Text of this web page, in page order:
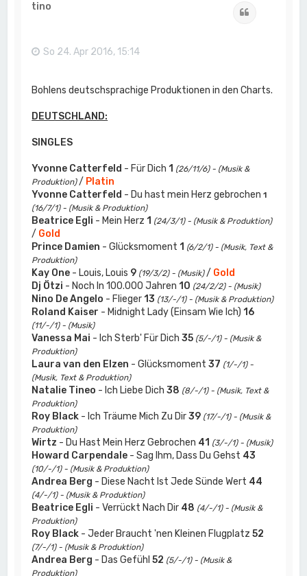
tino
So 24. Apr 2016, 15:14
Bohlens deutschsprachige Produktionen in den Charts.
DEUTSCHLAND:
SINGLES
Yvonne Catterfeld - Für Dich 1 (26/11/6) - (Musik &
Produktion)/ Platin
Yvonne Catterfeld - Du hast mein Herz gebrochen1
(16/7/1) - (Musik & Produktion)
Beatrice Egli - Mein Herz 1 (24/3/1) - (Musik & Produktion)
/ Gold
Prince Damien - Glücksmoment 1 (6/2/1) - (Musik, Text &
Produktion)
Kay One - Louis, Louis 9 (19/3/2) - (Musik)/ Gold
Dj Ötzi - Noch In 100.000 Jahren 10 (24/2/2) - (Musik)
Nino De Angelo - Flieger 13 (13/-/1) - (Musik & Produktion)
Roland Kaiser - Midnight Lady (Einsam Wie Ich) 16
(11/-/1) - (Musik)
Vanessa Mai - Ich Sterb' Für Dich35 (5/-/1) - (Musik &
Produktion)
Laura van den Elzen - Glücksmoment37 (1/-/1) -
(Musik, Text & Produktion)
Natalie Tineo - Ich Liebe Dich38 (8/-/1) - (Musik, Text &
Produktion)
Roy Black - Ich Träume Mich Zu Dir39 (17/-/1) - (Musik &
Produktion)
Wirtz - Du Hast Mein Herz Gebrochen 41 (3/-/1) - (Musik)
Howard Carpendale - Sag Ihm, Dass Du Gehst 43
(10/-/1) - (Musik & Produktion)
Andrea Berg - Diese Nacht Ist Jede Sünde Wert 44
(4/-/1) - (Musik & Produktion)
Beatrice Egli - Verrückt Nach Dir 48 (4/-/1) - (Musik &
Produktion)
Roy Black - Jeder Braucht 'nen Kleinen Flugplatz52
(7/-/1) - (Musik & Produktion)
Andrea Berg - Das Gefühl52 (5/-/1) - (Musik &
Produktion)